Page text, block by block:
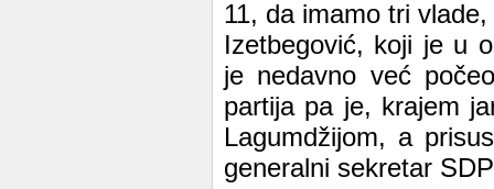
11, da imamo tri
Izetbegović, koji je u
je nedavno već
partija pa je, krajem
Lagumdžijom, a
generalni sekretar